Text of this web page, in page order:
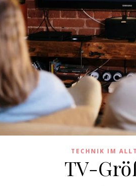
TECHNIK IM
TV-